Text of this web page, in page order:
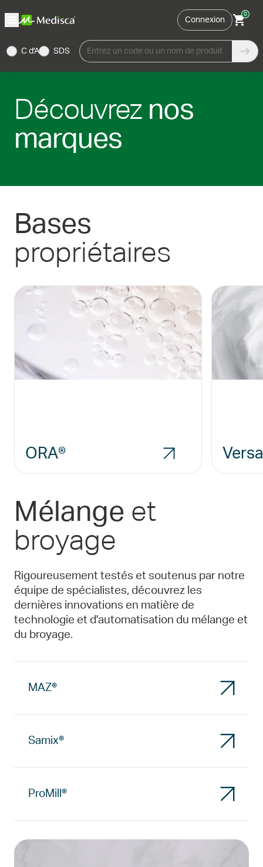
Connexion
0
C d'A SDS Entrez un code ou un nom de produit
Découvrez nos
marques
Bases
propriétaires
ORA®
Mélange et
broyage
Rigoureusement testés et soutenus par notre
équipe de spécialistes, découvrez les
dernières innovations en matière de
technologie et d'automatisation du mélange et
du broyage.
MAZ®
Samix®
ProMill®